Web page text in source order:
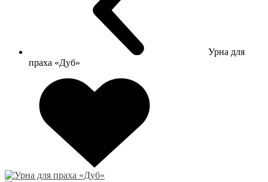
Урна для
праха «Дуб»